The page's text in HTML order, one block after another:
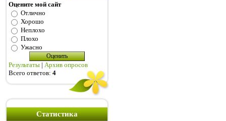
Оцените мой сайт
Отлично
Хорошо
Неплохо
Плохо
Ужасно
Результаты | Архив опросов
Всего ответов: 4
Статистика